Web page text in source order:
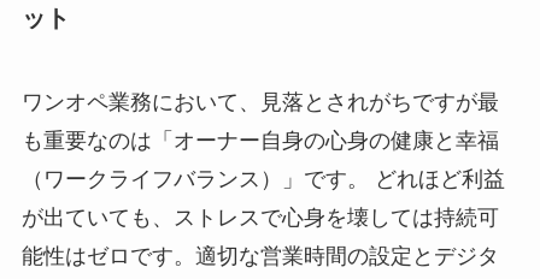
ット
ワンオペ業務において、見落とされがちですが最
も重要なのは「オーナー自身の心身の健康と幸福
（ワークライフバランス）」です。 どれほど利益
が出ていても、ストレスで心身を壊しては持続可
能性はゼロです。適切な営業時間の設定とデジタ